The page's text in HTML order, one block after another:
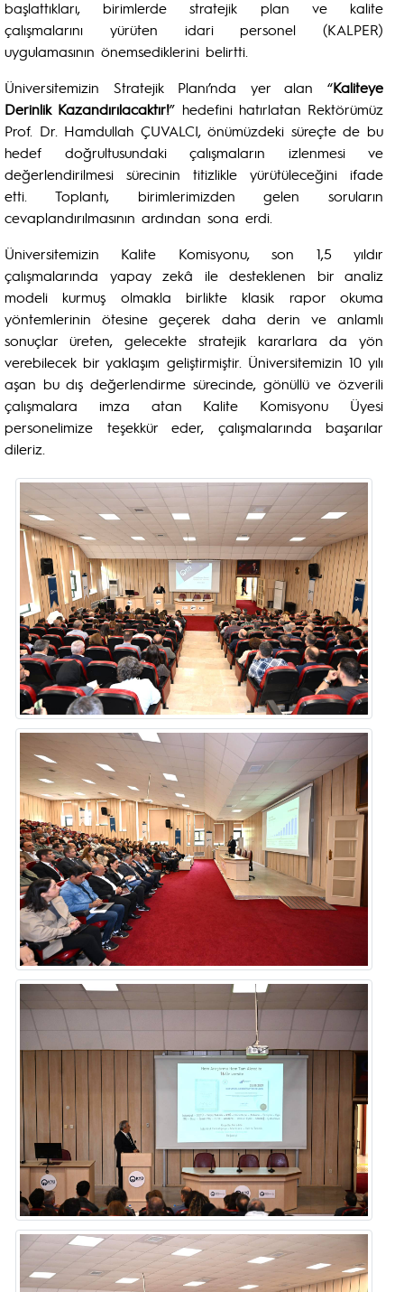
başlattıkları, birimlerde stratejik plan ve kalite
çalışmalarını yürüten idari personel (KALPER)
uygulamasının önemsediklerini belirtti.
Üniversitemizin Stratejik Planı’nda yer alan “Kaliteye
Derinlik Kazandırılacaktır!” hedefini hatırlatan Rektörümüz
Prof. Dr. Hamdullah ÇUVALCI, önümüzdeki süreçte de bu
hedef doğrultusundaki çalışmaların izlenmesi ve
değerlendirilmesi sürecinin titizlikle yürütüleceğini ifade
etti. Toplantı, birimlerimizden gelen soruların
cevaplandırılmasının ardından sona erdi.
Üniversitemizin Kalite Komisyonu, son 1,5 yıldır
çalışmalarında yapay zekâ ile desteklenen bir analiz
modeli kurmuş olmakla birlikte klasik rapor okuma
yöntemlerinin ötesine geçerek daha derin ve anlamlı
sonuçlar üreten, gelecekte stratejik kararlara da yön
verebilecek bir yaklaşım geliştirmiştir. Üniversitemizin 10 yılı
aşan bu dış değerlendirme sürecinde, gönüllü ve özverili
çalışmalara imza atan Kalite Komisyonu Üyesi
personelimize teşekkür eder, çalışmalarında başarılar
dileriz.